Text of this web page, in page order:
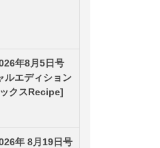
年8月5日号
ルエディション
クスRecipe]
年 8月19日号